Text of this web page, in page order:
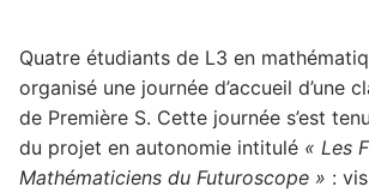
Quatre étudiants de L3 en
organisé une journée d’accueil d’une
de Première S. Cette journée s’est
du projet en autonomie intitulé « Les
Mathématiciens du Futuroscope » :